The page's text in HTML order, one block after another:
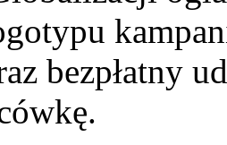
bezpłatny